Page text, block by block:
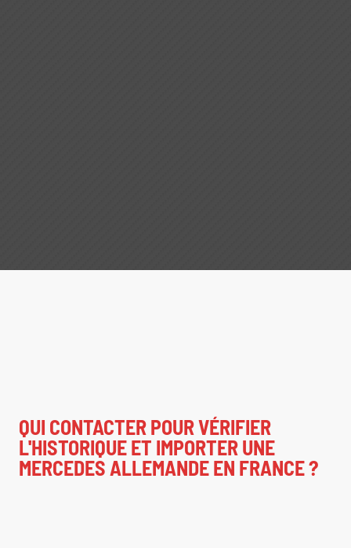
QUI CONTACTER POUR VÉRIFIER
L'HISTORIQUE ET IMPORTER UNE
MERCEDES ALLEMANDE EN FRANCE ?